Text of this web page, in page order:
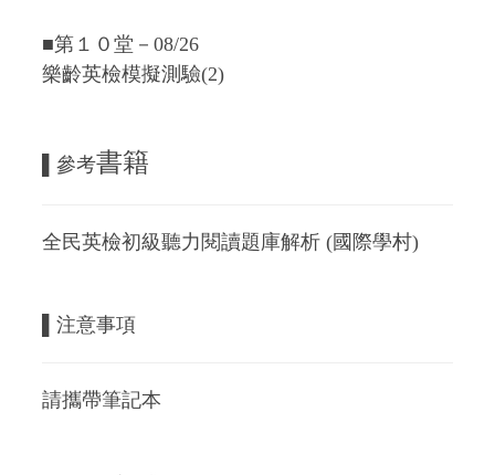
■第１０堂－08/26
樂齡英檢模擬測驗(2)
▌參考書籍
全民英檢初級聽力閱讀題庫解析 (國際學村)
▌注意事項
請攜帶筆記本